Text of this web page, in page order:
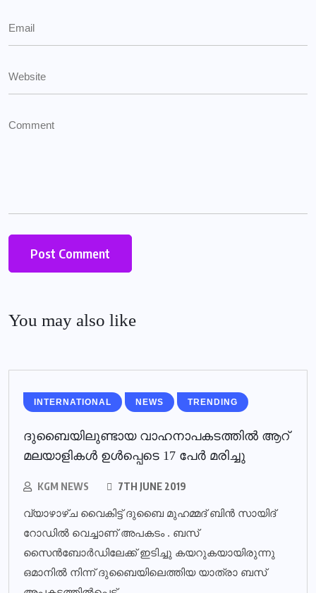
You may also like
INTERNATIONAL NEWS TRENDING
ദുബൈയിലുണ്ടായ വാഹനാപകടത്തില്‍ ആറ്
മലയാളികള്‍ ഉള്‍പ്പെടെ 17 പേര്‍ മരിച്ചു
KGM NEWS 7TH JUNE 2019
വ്യാഴാഴ്ച വൈകിട്ട് ദുബൈ മുഹമ്മദ് ബിൻ സായിദ്
റോഡിൽ വെച്ചാണ് അപകടം . ബസ്
സൈൻബോർഡിലേക്ക് ഇടിച്ചു കയറുകയായിരുന്നു
ഒമാനിൽ നിന്ന് ദുബൈയിലെത്തിയ യാത്രാ ബസ്